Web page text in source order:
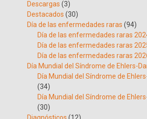
Descargas (3)
Destacados (30)
Día de las enfermedades raras (94)
Día de las enfermedades raras
Día de las enfermedades raras
Día de las enfermedades raras
Día Mundial del Síndrome de Ehlers-
Día Mundial del Síndrome de
(34)
Día Mundial del Síndrome de
(30)